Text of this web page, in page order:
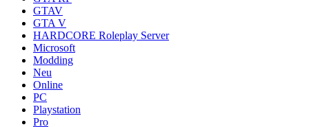
GTAV
GTA V
HARDCORE Roleplay Server
Microsoft
Modding
Neu
Online
PC
Playstation
Pro